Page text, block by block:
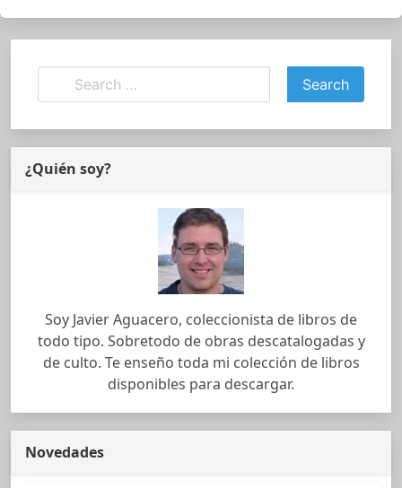
¿Quién soy?
Soy Javier Aguacero, coleccionista de libros de
todo tipo. Sobretodo de obras descatalogadas y
de culto. Te enseño toda mi colección de libros
disponibles para descargar.
Novedades